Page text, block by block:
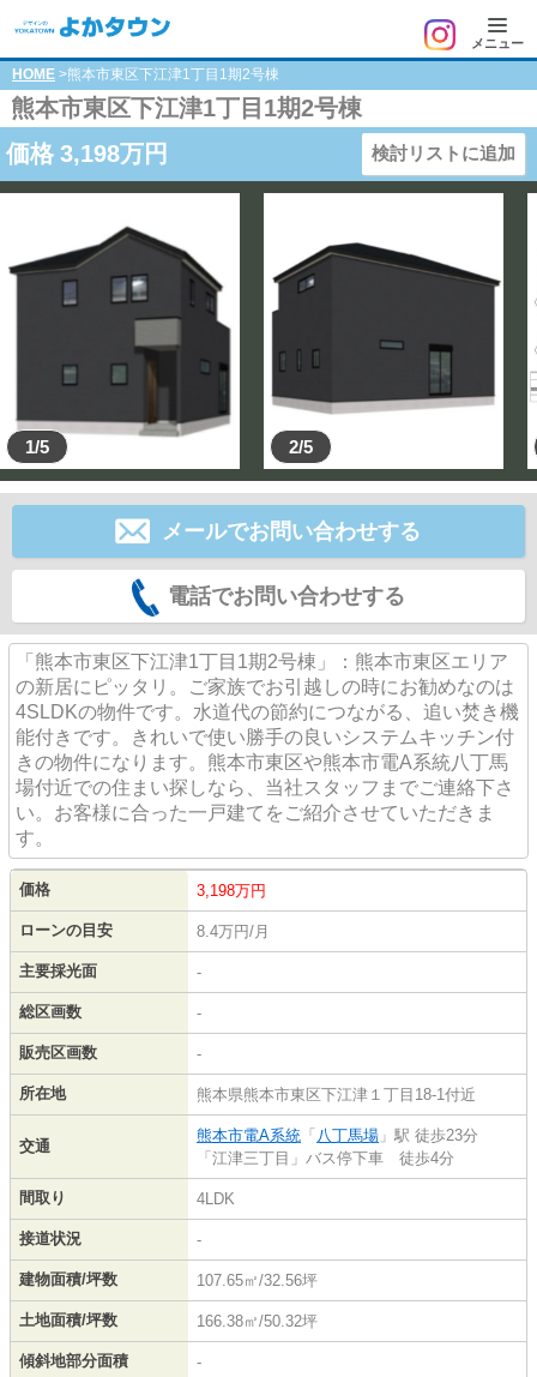
メニュー
HOME >熊本市東区下江津1丁目1期2号棟
熊本市東区下江津1丁目1期2号棟
価格 3,198万円 検討リストに追加
1/5 2/5
メールでお問い合わせする
電話でお問い合わせする
「熊本市東区下江津1丁目1期2号棟」：熊本市東区エリア
の新居にピッタリ。ご家族でお引越しの時にお勧めなのは
4SLDKの物件です。水道代の節約につながる、追い焚き機
能付きです。きれいで使い勝手の良いシステムキッチン付
きの物件になります。熊本市東区や熊本市電A系統八丁馬
場付近での住まい探しなら、当社スタッフまでご連絡下さ
い。お客様に合った一戸建てをご紹介させていただきま
す。
価格 3,198万円
ローンの目安 8.4万円/月
主要採光面 -
総区画数 -
販売区画数 -
所在地 熊本県熊本市東区下江津１丁目18-1付近
交通
熊本市電A系統 「 八丁馬場 」駅 徒歩23分
「江津三丁目」バス停下車 徒歩4分
間取り 4LDK
接道状況 -
建物面積/坪数 107.65㎡/32.56坪
土地面積/坪数 166.38㎡/50.32坪
傾斜地部分面積 -